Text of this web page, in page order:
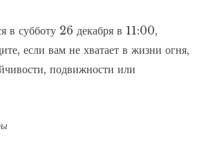
в субботу 26 декабря в 11:00,
если вам не хватает в жизни огня,
подвижности или